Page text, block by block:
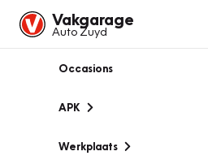
Vakgarage
Auto Zuyd
Occasions
APK
Werkplaats